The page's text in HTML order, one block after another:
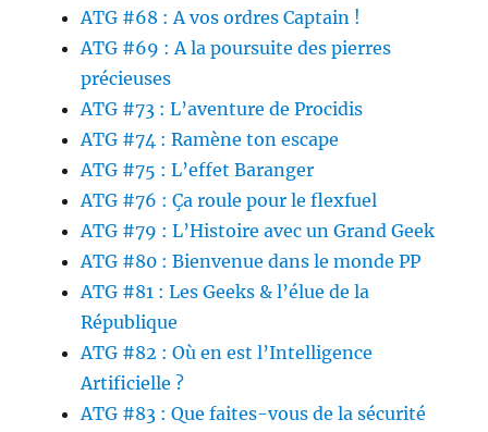
ATG #68 : A vos ordres Captain !
ATG #69 : A la poursuite des pierres
précieuses
ATG #73 : L’aventure de Procidis
ATG #74 : Ramène ton escape
ATG #75 : L’effet Baranger
ATG #76 : Ça roule pour le flexfuel
ATG #79 : L’Histoire avec un Grand Geek
ATG #80 : Bienvenue dans le monde PP
ATG #81 : Les Geeks & l’élue de la
République
ATG #82 : Où en est l’Intelligence
Artificielle ?
ATG #83 : Que faites-vous de la sécurité